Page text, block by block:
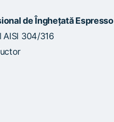
de Înghețată Espresso
AISI 304/316